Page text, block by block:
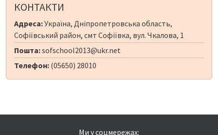
КОНТАКТИ
Адреса:Україна, Дніпропетровська область,
Софіївський район, смт Софіївка, вул. Чкалова, 1
Пошта:sofschool2013@ukr.net
Телефон: (05650) 28010
Ми у соцмережах: